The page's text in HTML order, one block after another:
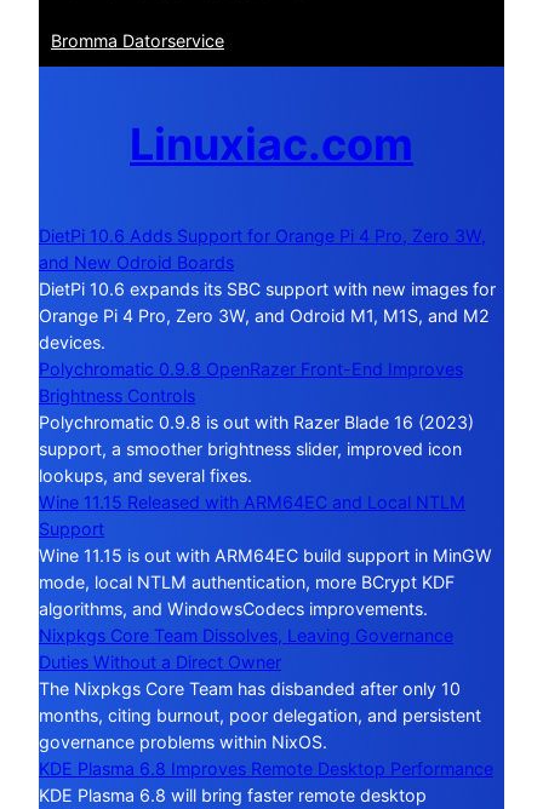
Bromma Datorservice
Linuxiac.com
DietPi 10.6 Adds Support for Orange Pi 4 Pro, Zero 3W,
and New Odroid Boards
DietPi 10.6 expands its SBC support with new images for
Orange Pi 4 Pro, Zero 3W, and Odroid M1, M1S, and M2
devices.
Polychromatic 0.9.8 OpenRazer Front-End Improves
Brightness Controls
Polychromatic 0.9.8 is out with Razer Blade 16 (2023)
support, a smoother brightness slider, improved icon
lookups, and several fixes.
Wine 11.15 Released with ARM64EC and Local NTLM
Support
Wine 11.15 is out with ARM64EC build support in MinGW
mode, local NTLM authentication, more BCrypt KDF
algorithms, and WindowsCodecs improvements.
Nixpkgs Core Team Dissolves, Leaving Governance
Duties Without a Direct Owner
The Nixpkgs Core Team has disbanded after only 10
months, citing burnout, poor delegation, and persistent
governance problems within NixOS.
KDE Plasma 6.8 Improves Remote Desktop Performance
KDE Plasma 6.8 will bring faster remote desktop